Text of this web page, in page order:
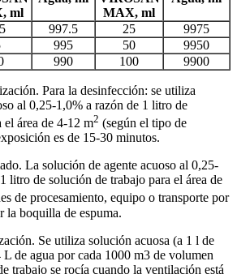
ml
MAX, ml
997.5 25
9975
995 50
9950
990 100 9900
Para la desinfección: se utiliza
al 0,25-1,0% a razón de 1 litro de
el área de 4-12 m2 (según el tipo de
es de 15-30 minutos.
La solución de agente acuoso al 0,25-
litro de solución de trabajo para el área de
de procesamiento, equipo o transporte por
la boquilla de espuma.
Se utiliza solución acuosa (a 1 l de
L de agua por cada 1000 m3 de volumen
trabajo se rocía cuando la ventilación está